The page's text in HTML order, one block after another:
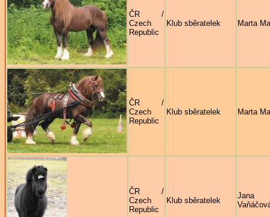
ČR /
Czech
Republic
Klub sběratelek Marta
ČR /
Czech
Republic
Klub sběratelek Marta
ČR /
Czech
Republic
Klub sběratelek
Jana